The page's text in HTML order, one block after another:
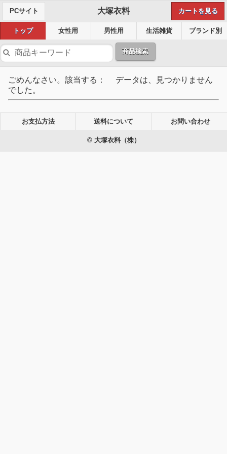
PCサイト 大塚衣料 カートを見る
トップ 女性用 男性用 生活雑貨 ブランド別
商品検索
ごめんなさい。該当する： データは、見つかりません
でした。
お支払方法 送料について お問い合わせ
© 大塚衣料（株）